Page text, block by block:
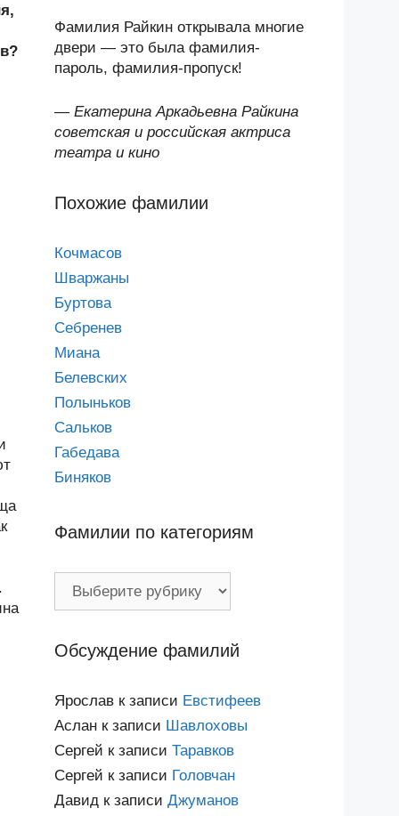
Фамилия Райкин открывала многие
двери — это была фамилия-
пароль, фамилия-пропуск!
— Екатерина Аркадьевна Райкина
советская и российская актриса
театра и кино
Похожие фамилии
Кочмасов
Шваржаны
Буртова
Себренев
Миана
Белевских
Полыньков
Сальков
Габедава
Биняков
Фамилии по категориям
Обсуждение фамилий
Ярослав к записи Евстифеев
Аслан к записи Шавлоховы
Сергей к записи Таравков
Сергей к записи Головчан
Давид к записи Джуманов